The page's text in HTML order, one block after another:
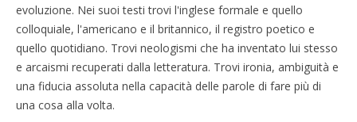
evoluzione. Nei suoi testi trovi l'inglese formale e quello
colloquiale, l'americano e il britannico, il registro poetico e
quello quotidiano. Trovi neologismi che ha inventato lui stesso
e arcaismi recuperati dalla letteratura. Trovi ironia, ambiguità e
una fiducia assoluta nella capacità delle parole di fare più di
una cosa alla volta.